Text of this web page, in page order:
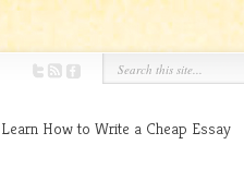
How to Write a Cheap Essay